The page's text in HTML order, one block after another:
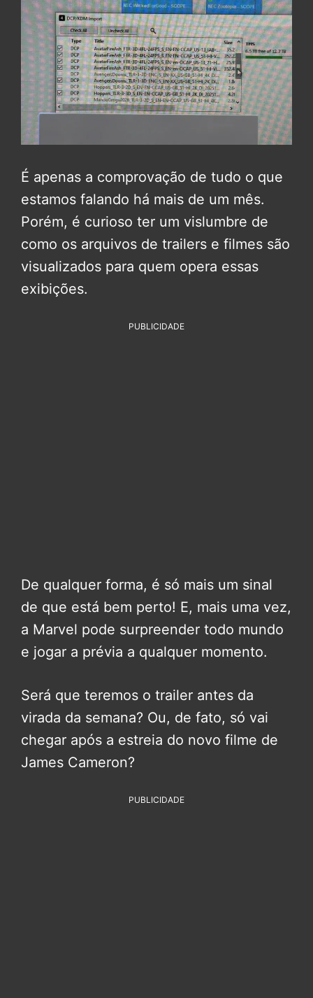
É apenas a comprovação de tudo o que
estamos falando há mais de um mês.
Porém, é curioso ter um vislumbre de
como os arquivos de trailers e filmes são
visualizados para quem opera essas
exibições.
PUBLICIDADE
De qualquer forma, é só mais um sinal
de que está bem perto! E, mais uma vez,
a Marvel pode surpreender todo mundo
e jogar a prévia a qualquer momento.
Será que teremos o trailer antes da
virada da semana? Ou, de fato, só vai
chegar após a estreia do novo filme de
James Cameron?
PUBLICIDADE